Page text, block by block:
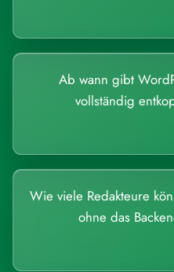
Ab wann gibt
vollständig
Wie viele Redakteure
ohne das